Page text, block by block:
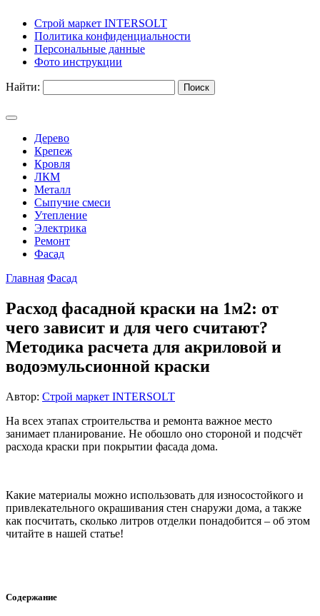
Строй маркет INTERSOLT
Политика конфиденциальности
Персональные данные
Фото инструкции
Найти:
Дерево
Крепеж
Кровля
ЛКМ
Металл
Сыпучие смеси
Утепление
Электрика
Ремонт
Фасад
Главная Фасад
Расход фасадной краски на 1м2: от
чего зависит и для чего считают?
Методика расчета для акриловой и
водоэмульсионной краски
Автор: Строй маркет INTERSOLT
На всех этапах строительства и ремонта важное место
занимает планирование. Не обошло оно стороной и подсчёт
расхода краски при покрытии фасада дома.
Какие материалы можно использовать для износостойкого и
привлекательного окрашивания стен снаружи дома, а также
как посчитать, сколько литров отделки понадобится – об этом
читайте в нашей статье!
Содержание